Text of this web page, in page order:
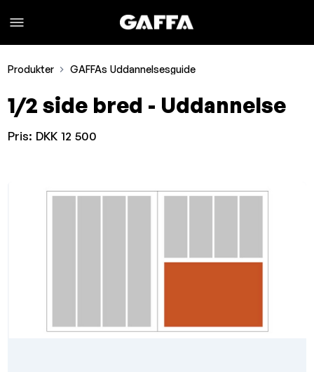
Produkter GAFFAs Uddannelsesguide
1/2 side bred - Uddannelse
Pris: DKK 12 500